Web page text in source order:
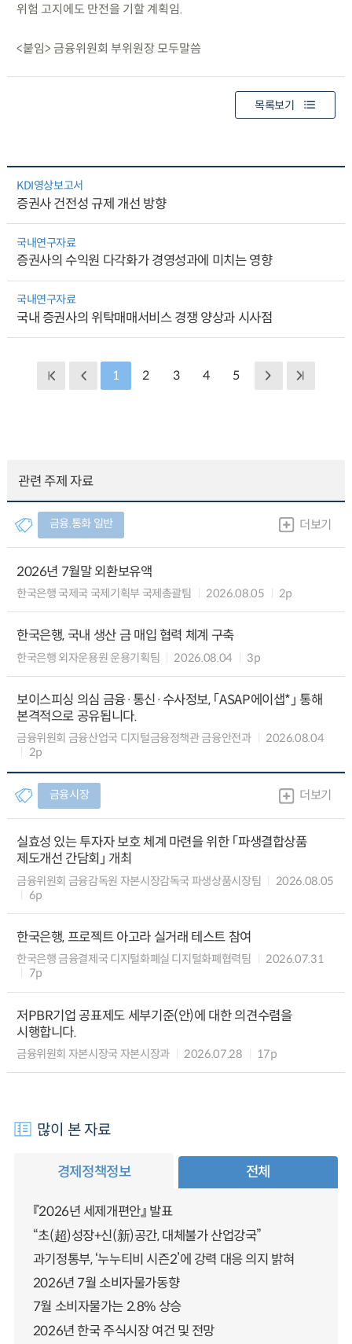
위험 고지에도 만전을 기할 계획임.
<붙임> 금융위원회 부위원장 모두말씀
목록보기
KDI영상보고서
증권사 건전성 규제 개선 방향
국내연구자료
증권사의 수익원 다각화가 경영성과에 미치는 영향
국내연구자료
국내 증권사의 위탁매매서비스 경쟁 양상과 시사점
1 2 3 4 5
관련 주제 자료
금융.통화 일반 더보기
2026년 7월말 외환보유액
한국은행 국제국 국제기획부 국제총괄팀 2026.08.05 2p
한국은행, 국내 생산 금 매입 협력 체계 구축
한국은행 외자운용원 운용기획팀 2026.08.04 3p
보이스피싱 의심 금융·통신·수사정보, 「ASAP에이샙*」 통해
본격적으로 공유됩니다.
금융위원회 금융산업국 디지털금융정책관 금융안전과
2026.08.04
2p
금융시장 더보기
실효성 있는 투자자 보호 체계 마련을 위한 「파생결합상품
제도개선 간담회」 개최
금융위원회 금융감독원 자본시장감독국 파생상품시장팀
2026.08.05
6p
한국은행, 프로젝트 아고라 실거래 테스트 참여
한국은행 금융결제국 디지털화폐실 디지털화폐협력팀
2026.07.31
7p
저PBR기업 공표제도 세부기준(안)에 대한 의견수렴을
시행합니다.
금융위원회 자본시장국 자본시장과 2026.07.28 17p
많이 본 자료
경제정책정보 전체
『2026년 세제개편안』 발표
“초(超)성장+신(新)공간, 대체불가 산업강국”
과기정통부, ‘누누티비 시즌2’에 강력 대응 의지 밝혀
2026년 7월 소비자물가동향
7월 소비자물가는 2.8% 상승
2026년 한국 주식시장 여건 및 전망